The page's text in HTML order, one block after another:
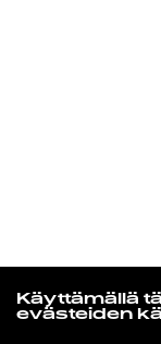
Käyttämällä
evästeiden
Jaakko
Drifting